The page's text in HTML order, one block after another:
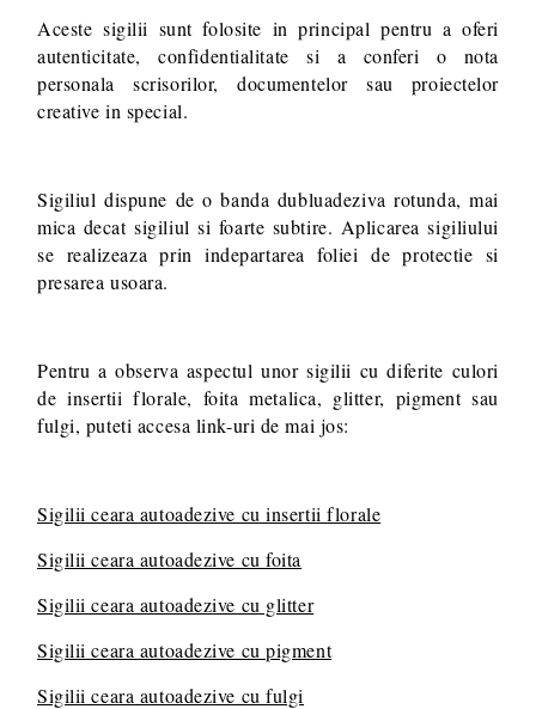
Aceste sigilii sunt folosite in principal pentru a oferi
autenticitate, confidentialitate si a conferi o nota
personala scrisorilor, documentelor sau proiectelor
creative in special.
Sigiliul dispune de o banda dubluadeziva rotunda, mai
mica decat sigiliul si foarte subtire. Aplicarea sigiliului
se realizeaza prin indepartarea foliei de protectie si
presarea usoara.
Pentru a observa aspectul unor sigilii cu diferite culori
de insertii florale, foita metalica, glitter, pigment sau
fulgi, puteti accesa link-uri de mai jos:
Sigilii ceara autoadezive cu insertii florale
Sigilii ceara autoadezive cu foita
Sigilii ceara autoadezive cu glitter
Sigilii ceara autoadezive cu pigment
Sigilii ceara autoadezive cu fulgi